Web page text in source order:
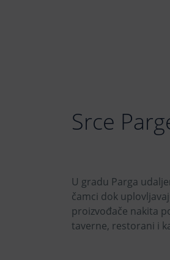
Srce
U gradu Parga
čamci dok
proizvođače nakita
taverne, restorani i